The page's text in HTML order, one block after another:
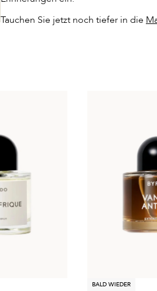
Tauchen Sie jetzt noch tiefer in die
BALD WIEDER